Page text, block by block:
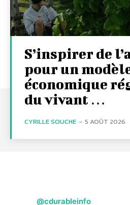
S’inspirer de
pour un
économique
du vivant …
CYRILLE SOUCHE - 5 AOÛT 2026
@cdurableinfo